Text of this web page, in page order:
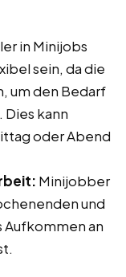
in Minijobs
sein, da die
um den Bedarf
kann
oder Abend
Minijobber
und
an